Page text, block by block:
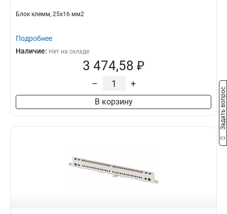
Блок клемм, 25x16 мм2
Подробнее
Наличие: Нет на складе
3 474,58 ₽
– +
В корзину Задать вопрос